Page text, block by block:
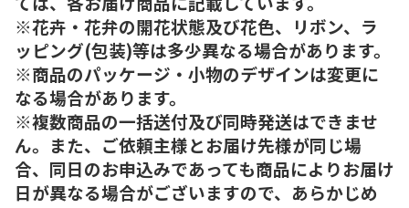
※花卉・花弁の開花状態及び花色、リボン、ラ
ッピング(包装)等は多少異なる場合があります。
※商品のパッケージ・小物のデザインは変更に
なる場合があります。
※複数商品の一括送付及び同時発送はできませ
ん。また、ご依頼主様とお届け先様が同じ場
合、同日のお申込みであっても商品によりお届け
日が異なる場合がございますので、あらかじめ